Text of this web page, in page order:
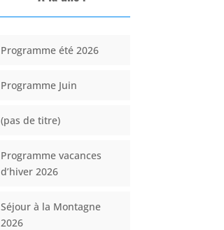
Programme été 2026
Programme Juin
(pas de titre)
Programme vacances
d’hiver 2026
Séjour à la Montagne
2026